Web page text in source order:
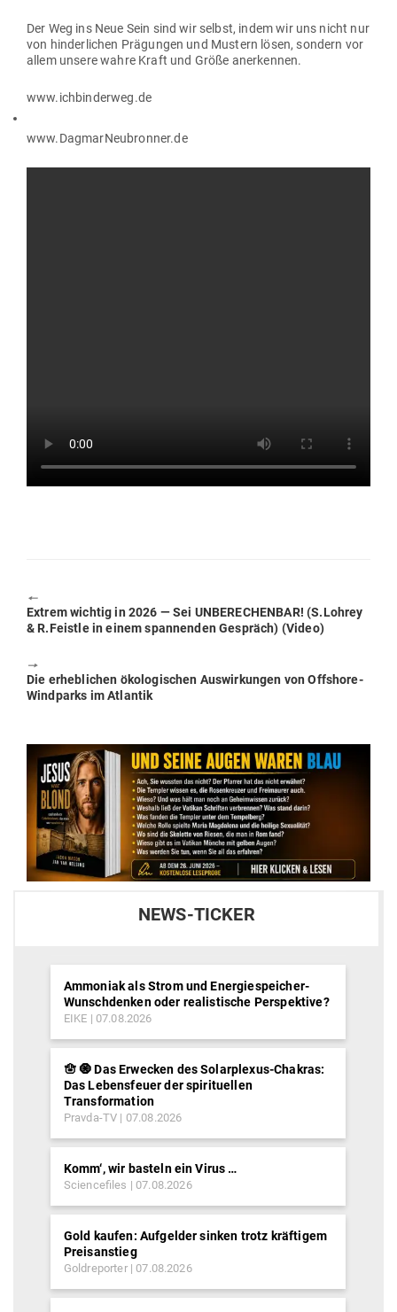
Der Weg ins Neue Sein sind wir selbst, indem wir uns nicht nur
von hin­der­lichen Prä­gungen und Mustern lösen, sondern vor
allem unsere wahre Kraft und Größe anerkennen.
www.ichbinderweg.de
www.DagmarNeubronner.de
🠔
Previous
post:
Extrem wichtig in 2026 — Sei UNBE­RE­CHENBAR! (S.Lohrey
& R.Feistle in einem span­nenden Gespräch) (Video)
🠖
Next
post:
Die erheb­lichen öko­lo­gi­schen Aus­wir­kungen von Off­shore-
Wind­parks im Atlantik
NEWS-TICKER
Ammoniak als Strom und Energiespeicher-
Wunschdenken oder realistische Perspektive?
EIKE 07.08.2026
🪬 🧿 Das Erwecken des Solarplexus-Chakras:
Das Lebensfeuer der spirituellen
Transformation
Pravda-TV 07.08.2026
Komm‘, wir basteln ein Virus …
Sciencefiles 07.08.2026
Gold kaufen: Aufgelder sinken trotz kräftigem
Preisanstieg
Goldreporter 07.08.2026